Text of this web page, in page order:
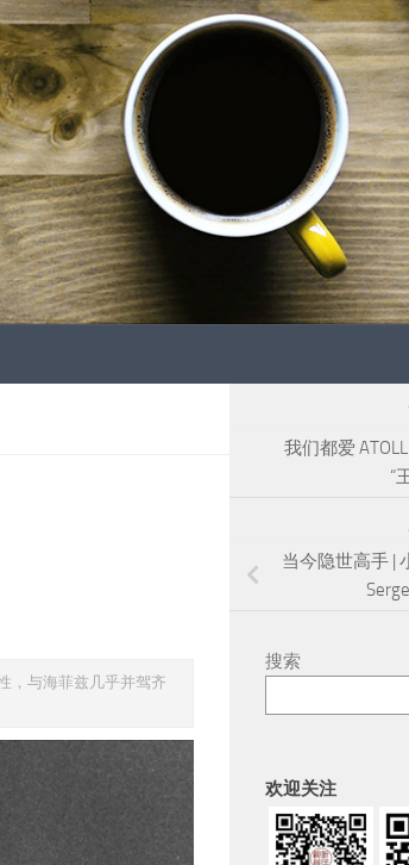
，与海菲兹几乎并驾齐
我们都爱
“
当今隐世高手 |
搜索
欢迎关注